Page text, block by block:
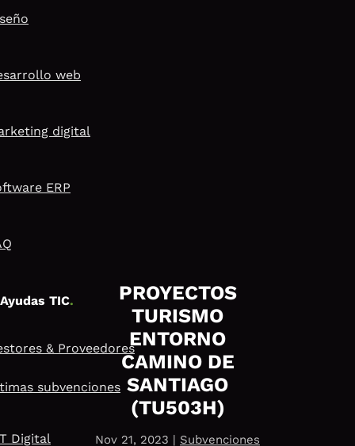
PROYECTOS
TURISMO
ENTORNO
CAMINO DE
SANTIAGO
(TU503H)
Nov 21, 2023 | Subvenciones
web
digital
ERP
Ayudas TIC.
& Proveedores
subvenciones
Digital